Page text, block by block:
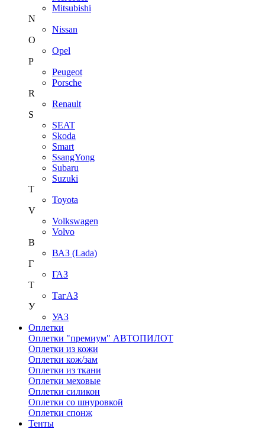
Mitsubishi
N
Nissan
O
Opel
P
Peugeot
Porsche
R
Renault
S
SEAT
Skoda
Smart
SsangYong
Subaru
Suzuki
T
Toyota
V
Volkswagen
Volvo
В
ВАЗ (Lada)
Г
ГАЗ
Т
ТагАЗ
У
УАЗ
Оплетки
Оплетки "премиум" АВТОПИЛОТ
Оплетки из кожи
Оплетки кож/зам
Оплетки из ткани
Оплетки меховые
Оплетки силикон
Оплетки со шнуровкой
Оплетки спонж
Тенты